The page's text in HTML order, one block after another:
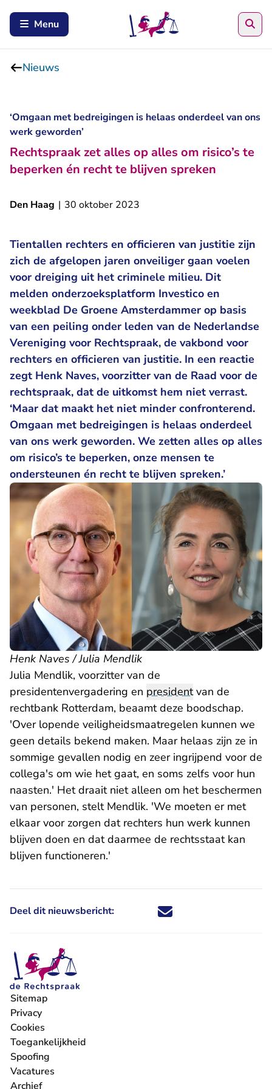
Menu
Nieuws
‘Omgaan met bedreigingen is helaas onderdeel van ons
werk geworden’
Rechtspraak zet alles op alles om risico’s te
beperken én recht te blijven spreken
Den Haag | 30 oktober 2023
Tientallen rechters en officieren van justitie zijn
zich de afgelopen jaren onveiliger gaan voelen
voor dreiging uit het criminele milieu. Dit
melden onderzoeksplatform Investico en
weekblad De Groene Amsterdammer op basis
van een peiling onder leden van de Nederlandse
Vereniging voor Rechtspraak, de vakbond voor
rechters en officieren van justitie. In een reactie
zegt Henk Naves, voorzitter van de Raad voor de
rechtspraak, dat de uitkomst hem niet verrast.
‘Maar dat maakt het niet minder confronterend.
Omgaan met bedreigingen is helaas onderdeel
van ons werk geworden. We zetten alles op alles
om risico’s te beperken, onze mensen te
ondersteunen én recht te blijven spreken.’
Henk Naves / Julia Mendlik
Julia Mendlik, voorzitter van de
presidentenvergadering en presidentvan de
rechtbank Rotterdam, beaamt deze boodschap.
'Over lopende veiligheidsmaatregelen kunnen we
geen details bekend maken. Maar helaas zijn ze in
sommige gevallen nodig en zeer ingrijpend voor de
collega's om wie het gaat, en soms zelfs voor hun
naasten.' Het draait niet alleen om het beschermen
van personen, stelt Mendlik. 'We moeten er met
elkaar voor zorgen dat rechters hun werk kunnen
blijven doen en dat daarmee de rechtsstaat kan
blijven functioneren.'
Deel dit nieuwsbericht: Deel dit nieuwsbericht via X -
Deel dit nieuwsbericht via
Deel dit nieuwsbericht
Deel dit
Sitemap
Privacy
Cookies
Toegankelijkheid
Spoofing
Vacatures
- U verlaat Rechtspraak.nl
Archief